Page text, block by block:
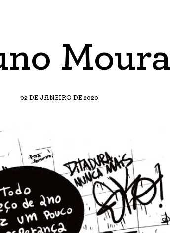
02 DE JANEIRO DE 2020